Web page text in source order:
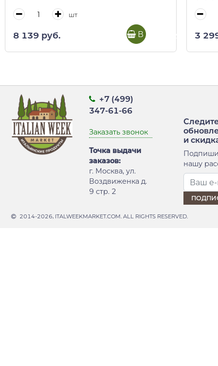
шт
8 139 руб. В корзину 3
+7 (499)
347-61-66
Заказать звонок
Точка выдачи
заказов:
г. Москва, ул.
Воздвиженка д.
9 стр. 2
и
нашу
2014-2026, ITALWEEKMARKET.COM. ALL RIGHTS RESERVED.